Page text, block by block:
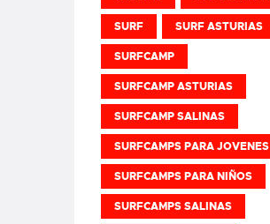
SURF SURF ASTURIAS
SURFCAMP
SURFCAMP ASTURIAS
SURFCAMP SALINAS
SURFCAMPS PARA JOVENES
SURFCAMPS PARA NIÑOS
SURFCAMPS SALINAS